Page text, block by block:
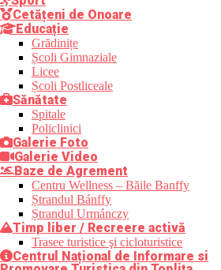
Cetățeni de Onoare
Educație
Grădinițe
Școli Gimnaziale
Licee
Școli Postliceale
Sănătate
Spitale
Policlinici
Galerie Foto
Galerie Video
Baze de Agrement
Centru Wellness – Băile Banffy
Ștrandul Bánffy
Ștrandul Urmánczy
Timp liber / Recreere activă
Trasee turistice şi cicloturistice
Centrul Național de Informare si